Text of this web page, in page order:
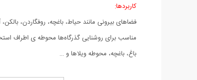
کاربرد‌ها:
فضاهای بیرونی مانند حیاط، باغچه، روفگاردن،
مناسب برای روشنایی گذرگاه‌ها محوطه ی اطراف
باغ، باغچه، محوطه ویلاها و …